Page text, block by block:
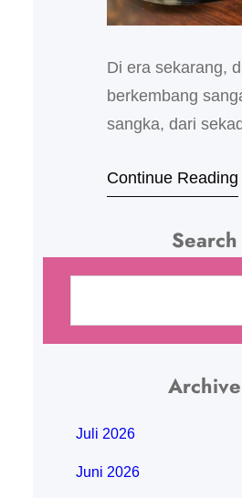
Di era sekarang,
berkembang
sangka, dari
jadi senjata utama
berkelas dengan
merakit drone
hingga akhirnya
Continue Reading
Search
Archive
Juli 2026
Juni 2026